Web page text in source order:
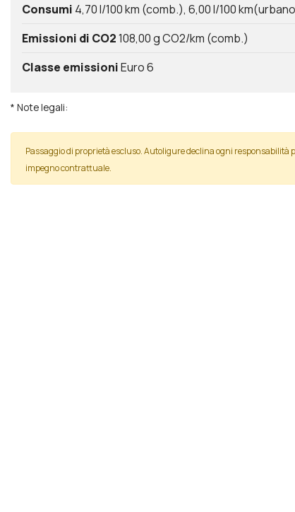
Consumi 4,70 l/100 km (comb.) 6,00 l/100
Emissioni di CO2108,00 g CO2/km (comb.)
Classe emissioniEuro 6
* Note legali:
Passaggio di proprietà escluso. Autoligure declina ogni
impegno contrattuale.